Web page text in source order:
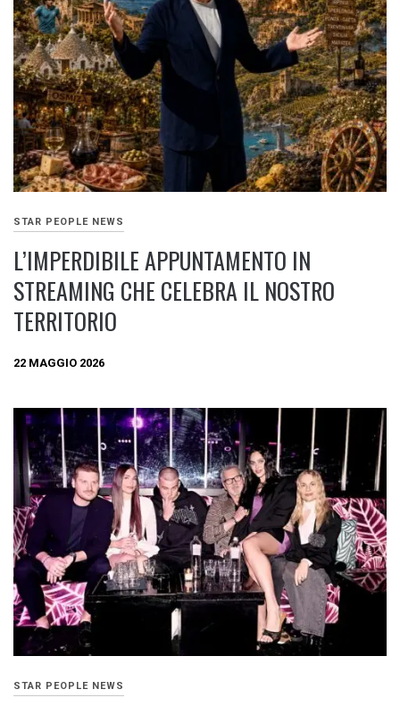
STAR PEOPLE NEWS
L’IMPERDIBILE APPUNTAMENTO IN
STREAMING CHE CELEBRA IL NOSTRO
TERRITORIO
22 MAGGIO 2026
STAR PEOPLE NEWS